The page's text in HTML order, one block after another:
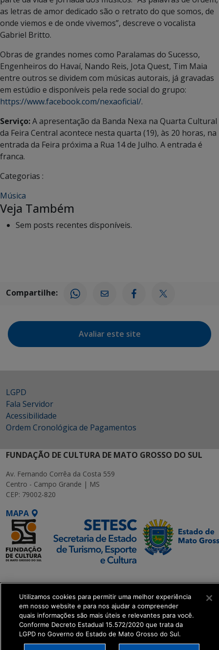
as letras de amor dedicado são o retrato do que somos, de
onde viemos e de onde vivemos”, descreve o vocalista
Gabriel Britto.
Obras de grandes nomes como Paralamas do Sucesso,
Engenheiros do Havaí, Nando Reis, Jota Quest, Tim Maia
entre outros se dividem com músicas autorais, já gravadas
em estúdio e disponíveis pela rede social do grupo:
https://www.facebook.com/nexaoficial/.
Serviço:A apresentação da Banda Nexa na Quarta Cultural
da Feira Central acontece nesta quarta (19), às 20 horas, na
entrada da Feira próxima a Rua 14 de Julho. A entrada é
franca.
Categorias :
Música
Veja Também
Sem posts recentes disponíveis.
Compartilhe:
Avaliar este site
LGPD
Fala Servidor
Acessibilidade
Ordem Cronológica de Pagamentos
FUNDAÇÃO DE CULTURA DE MATO GROSSO DO SUL
Av. Fernando Corrêa da Costa 559
Centro - Campo Grande | MS
CEP: 79002-820
MAPA
Transformação Digital
get_footer();
Utilizamos cookies para permitir uma melhor experiência
em nosso website e para nos ajudar a compreender
quais informações são mais úteis e relevantes para você.
Conforme Decreto Estadual 15.572/2020 que trata da
LGPD no Governo do Estado de Mato Grosso do Sul.